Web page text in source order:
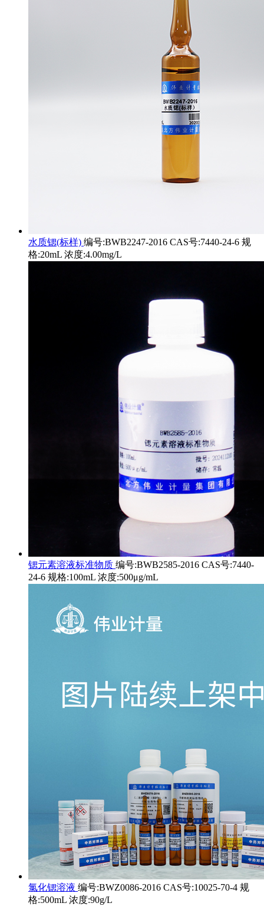
水质锶(标样) 编号:BWB2247-2016 CAS号:7440-24-6 规
格:20mL 浓度:4.00mg/L
锶元素溶液标准物质 编号:BWB2585-2016 CAS号:7440-
24-6 规格:100mL 浓度:500μg/mL
氯化锶溶液 编号:BWZ0086-2016 CAS号:10025-70-4 规
格:500mL 浓度:90g/L